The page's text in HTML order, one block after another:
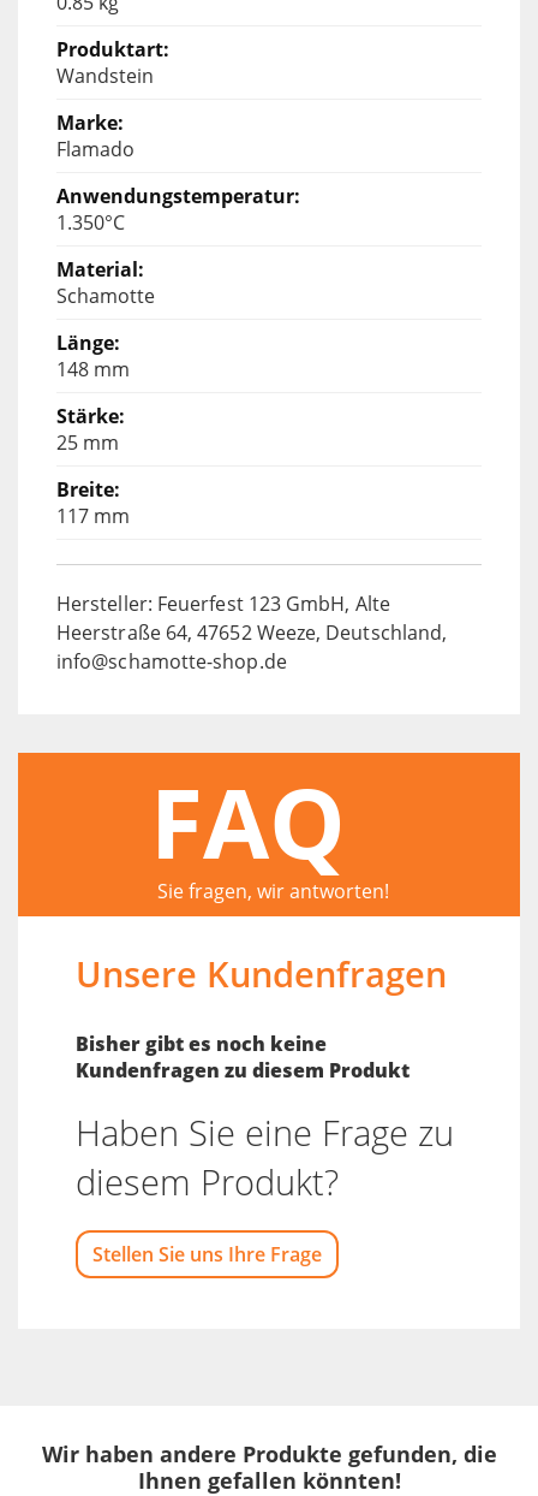
Wandstein
Flamado
1.350°C
Schamotte
148 mm
25 mm
117 mm
Hersteller: Feuerfest 123 GmbH, Alte
Heerstraße 64, 47652 Weeze, Deutschland,
info@schamotte-shop.de
FAQ
Sie fragen, wir antworten!
Unsere Kundenfragen
Bisher gibt es noch keine
Kundenfragen zu diesem Produkt
Haben Sie eine Frage zu
diesem Produkt?
Stellen Sie uns Ihre Frage
Wir haben andere Produkte gefunden, die
Ihnen gefallen könnten!